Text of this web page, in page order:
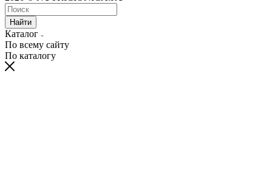
Найти
Каталог
По всему сайту
По каталогу